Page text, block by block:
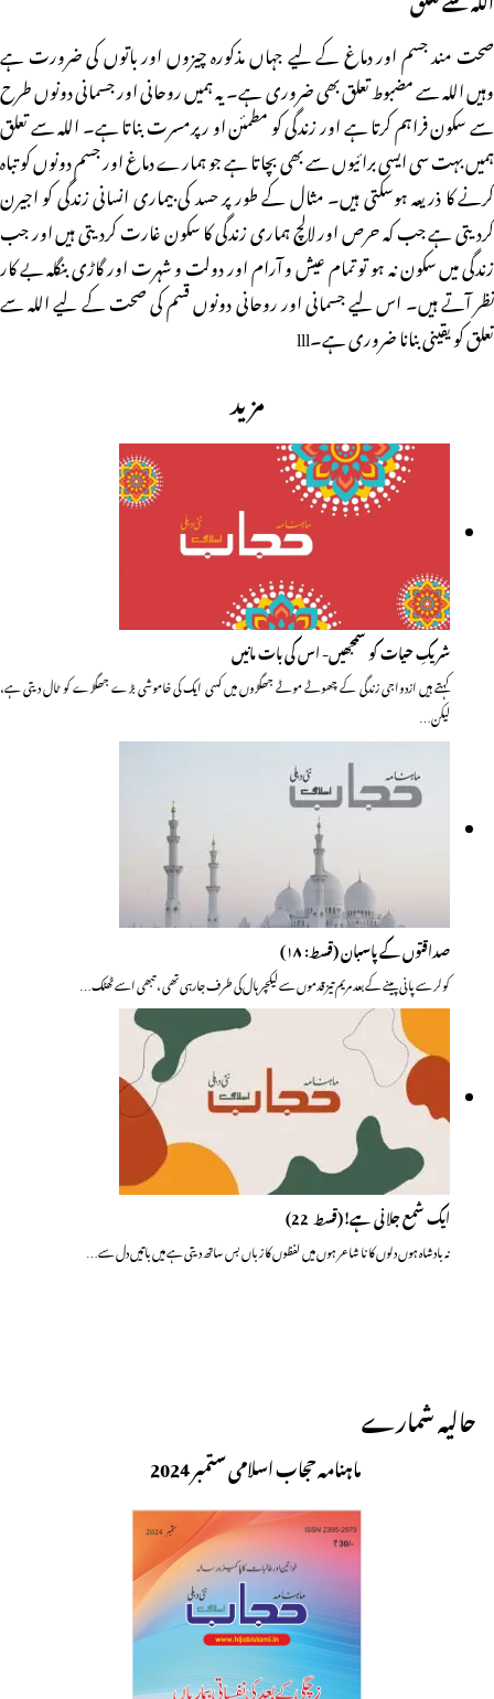
صحت مند جسم اور دماغ کے لیے جہاں مذکورہ چیزوں اور باتوں کی ضرورت ہے
وہیں اللہ سے مضبوط تعلق بھی ضروری ہے۔ یہ ہمیں روحانی اور جسمانی دونوں طرح
سے سکون فراہم کرتا ہے اور زندگی کو مطمئن او رپرمسرت بناتا ہے۔ اللہ سے تعلق
ہمیں بہت سی ایسی برائیوں سے بھی بچاتا ہے جو ہمارے دماغ اور جسم دونوں کو تباہ
کرنے کا ذریعہ ہوسکتی ہیں۔ مثال کے طور پر حسد کی بیماری انسانی زندگی کو اجیرن
کردیتی ہے جب کہ حرص اور لالچ ہماری زندگی کا سکون غارت کردیتی ہیں اور جب
زندگی میں سکون نہ ہو تو تمام عیش و آرام اور دولت و شہرت اور گاڑی بنگلہ بے کار
نظر آتے ہیں۔ اس لیے جسمانی اور روحانی دونوں قسم کی صحت کے لیے اللہ سے
تعلق کو یقینی بنانا ضروری ہے۔lll
مزید
شریکِ حیات کو سمجھیں- اس کی بات مانیں
کہتے ہیں ازدواجی زندگی کے چھوٹے موٹے جھگڑوں میں کسی ایک کی خاموشی بڑے جھگڑے کو ٹال دیتی ہے،
لیکن…
صداقتوں کے پاسبان (قسط: ۱۸)
کولر سے پانی پینے کے بعد مریم تیز قدموں سے لیکچر ہال کی طرف جارہی تھی ، تبھی اسے ٹھٹک…
ایک شمع جلانی ہے!(قسط ــ 22)
نہ بادشاہ ہوں دلوں کا نا شاعر ہوں میں لفظوں کا زباں بس ساتھ دیتی ہے میں باتیں دل سے…
حالیہ شمارے
ماہنامہ حجاب اسلامی ستمبر 2024